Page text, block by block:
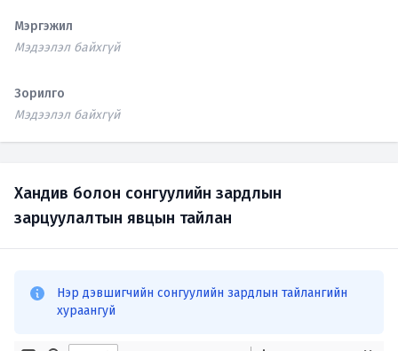
Мэргэжил
Мэдээлэл байхгүй
Зорилго
Мэдээлэл байхгүй
Хандив болон сонгуулийн зардлын
зарцуулалтын явцын тайлан
Нэр дэвшигчийн сонгуулийн зардлын тайлангийн
хураангуй